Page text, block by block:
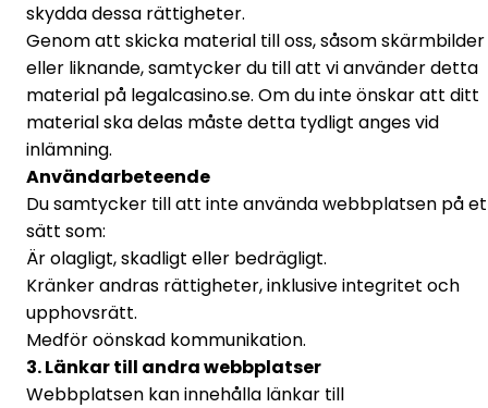
skydda dessa rättigheter.
Genom att skicka material till oss, såsom skärmbilder
eller liknande, samtycker du till att vi använder detta
material på legalcasino.se. Om du inte önskar att ditt
material ska delas måste detta tydligt anges vid
inlämning.
Användarbeteende
Du samtycker till att inte använda webbplatsen på
sätt som:
Är olagligt, skadligt eller bedrägligt.
Kränker andras rättigheter, inklusive integritet och
upphovsrätt.
Medför oönskad kommunikation.
3. Länkar till andra webbplatser
Webbplatsen kan innehålla länkar till